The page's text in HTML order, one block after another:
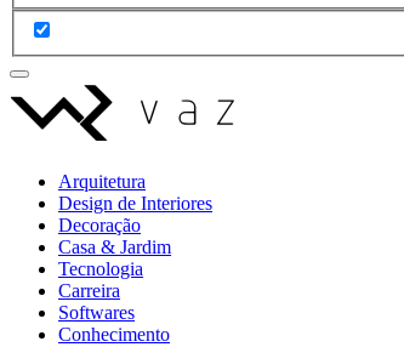
Arquitetura
Design de Interiores
Decoração
Casa & Jardim
Tecnologia
Carreira
Softwares
Conhecimento